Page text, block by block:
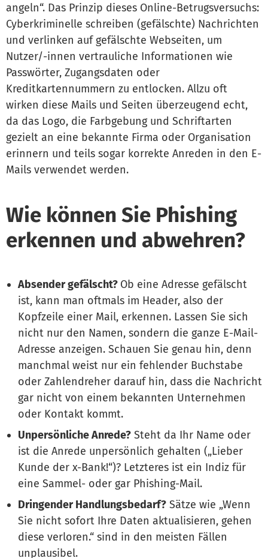
angeln“. Das Prinzip dieses Online-Betrugsversuchs:
Cyberkriminelle schreiben (gefälschte) Nachrichten
und verlinken auf gefälschte Webseiten, um
Nutzer/-innen vertrauliche Informationen wie
Passwörter, Zugangsdaten oder
Kreditkartennummern zu entlocken. Allzu oft
wirken diese Mails und Seiten überzeugend echt,
da das Logo, die Farbgebung und Schriftarten
gezielt an eine bekannte Firma oder Organisation
erinnern und teils sogar korrekte Anreden in den E-
Mails verwendet werden.
Wie können Sie Phishing
erkennen und abwehren?
Absender gefälscht? Ob eine Adresse gefälscht
ist, kann man oftmals im Header, also der
Kopfzeile einer Mail, erkennen. Lassen Sie sich
nicht nur den Namen, sondern die ganze E-Mail-
Adresse anzeigen. Schauen Sie genau hin, denn
manchmal weist nur ein fehlender Buchstabe
oder Zahlendreher darauf hin, dass die Nachricht
gar nicht von einem bekannten Unternehmen
oder Kontakt kommt.
Unpersönliche Anrede? Steht da Ihr Name oder
ist die Anrede unpersönlich gehalten („Lieber
Kunde der x-Bank!“)? Letzteres ist ein Indiz für
eine Sammel- oder gar Phishing-Mail.
Dringender Handlungsbedarf? Sätze wie „Wenn
Sie nicht sofort Ihre Daten aktualisieren, gehen
diese verloren.“ sind in den meisten Fällen
unplausibel.